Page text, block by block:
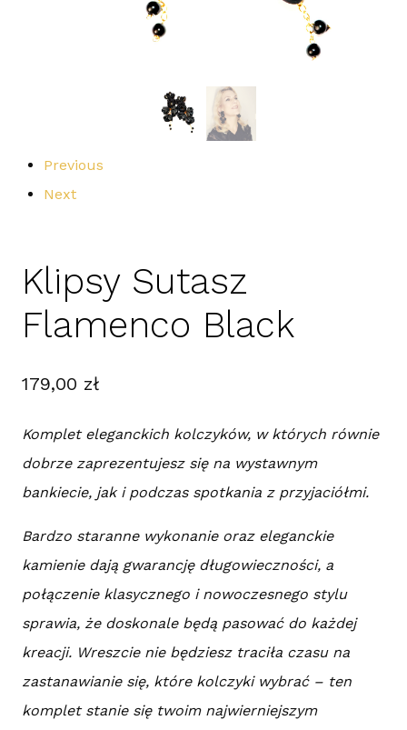
Previous
Next
Klipsy Sutasz
Flamenco Black
179,00 zł
Komplet eleganckich kolczyków, w których równie
dobrze zaprezentujesz się na wystawnym
bankiecie, jak i podczas spotkania z przyjaciółmi.
Bardzo staranne wykonanie oraz eleganckie
kamienie dają gwarancję długowieczności, a
połączenie klasycznego i nowoczesnego stylu
sprawia, że doskonale będą pasować do każdej
kreacji. Wreszcie nie będziesz traciła czasu na
zastanawianie się, które kolczyki wybrać – ten
komplet stanie się twoim najwierniejszym